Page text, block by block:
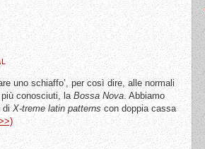
uno schiaffo’, per così dire, alle normali
conosciuti, laBossa Nova. Abbiamo
diX-treme latin patterns con doppia cassa